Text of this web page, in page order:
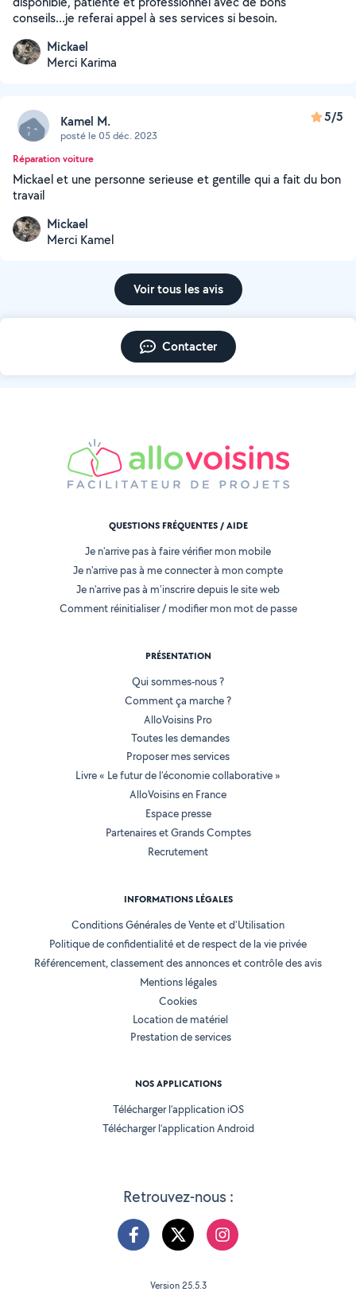
conseils...je referai appel à ses services si besoin.
Mickael
Merci Karima
Kamel M.
posté le 05 déc. 2023
5/5
Réparation voiture
Mickael et une personne serieuse et gentille qui a fait du bon
travail
Mickael
Merci Kamel
Voir tous les avis
Contacter
Retrouvez-nous :
QUESTIONS FRÉQUENTES / AIDE
Je n'arrive pas à faire vérifier mon mobile
Je n'arrive pas à me connecter à mon compte
Je n'arrive pas à m'inscrire depuis le site web
Comment réinitialiser / modifier mon mot de passe
PRÉSENTATION
Qui sommes-nous ?
Comment ça marche ?
AlloVoisins Pro
Toutes les demandes
Proposer mes services
Livre « Le futur de l'économie collaborative »
AlloVoisins en France
Espace presse
Partenaires et Grands Comptes
Recrutement
INFORMATIONS LÉGALES
Conditions Générales de Vente et d'Utilisation
Politique de confidentialité et de respect de la vie privée
Référencement, classement des annonces et contrôle des avis
Mentions légales
Cookies
Location de matériel
Prestation de services
NOS APPLICATIONS
Télécharger l’application iOS
Télécharger l’application Android
Version 25.5.3